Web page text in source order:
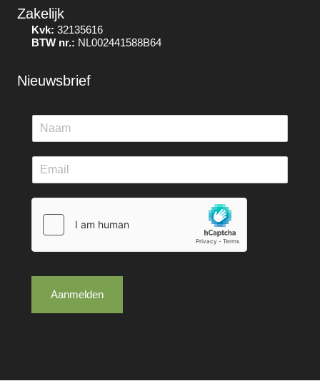
Zakelijk
Kvk: 32135616
BTW nr.: NL002441588B64
Nieuwsbrief
Aanmelden